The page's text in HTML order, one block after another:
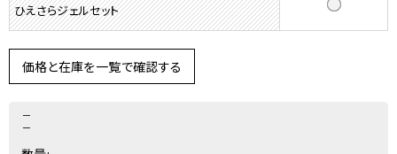
ひえさらジェルセット
価格と在庫を一覧で確認する
－
－